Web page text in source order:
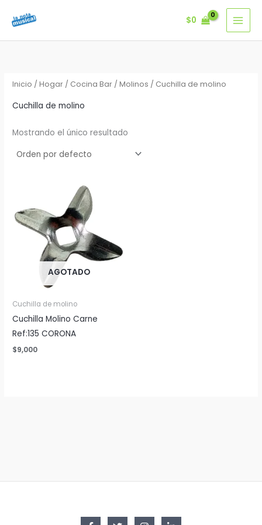
$0
Inicio /Hogar / Cocina Bar /Molinos / Cuchilla de molino
Cuchilla de molino
Mostrando el único resultado
AGOTADO
Cuchilla de molino
Cuchilla Molino Carne
Ref:135 CORONA
$9,000